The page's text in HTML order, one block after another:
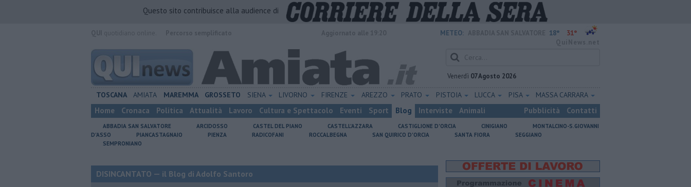
Questo sito contribuisce alla audience di
METEO: 18° 31°
Venerdì 07 Agosto 2026
TOSCANA AMIATA MAREMMA GROSSETO SIENA LIVORNO FIRENZE AREZZO PRATO PISTOIA LUCCA PISA MASSA CARRARA
Home Cronaca Politica Attualità Lavoro Cultura e Spettacolo Eventi Sport Blog Interviste Animali Pubblicità Contatti
ABBADIA SAN SALVATORE ARCIDOSSO CASTEL DEL PIANO CASTELL'AZZARA CASTIGLIONE D'ORCIA CINIGIANO
MONTALCINO-S.GIOVANNI
D'ASSO
PIANCASTAGNAIO PIENZA RADICOFANI ROCCALBEGNA SAN QUIRICO D'ORCIA SANTA FIORA
SEGGIANO
SEMPRONIANO
DISINCANTATO — il Blog di Adolfo Santoro